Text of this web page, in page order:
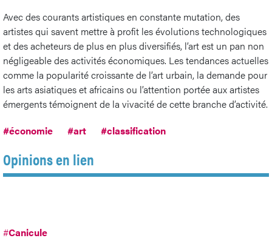
Avec des courants artistiques en constante mutation, des
artistes qui savent mettre à profit les évolutions technologiques
et des acheteurs de plus en plus diversifiés, l’art est un pan non
négligeable des activités économiques. Les tendances actuelles
comme la popularité croissante de l’art urbain, la demande pour
les arts asiatiques et africains ou l’attention portée aux artistes
émergents témoignent de la vivacité de cette branche d’activité.
#économie
#art #classification
Opinions en lien
#Canicule